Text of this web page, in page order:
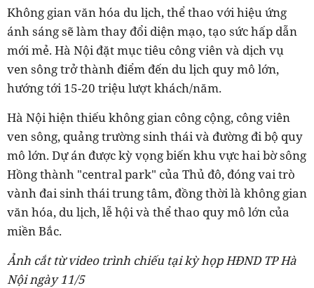
Không gian văn hóa du lịch, thể thao với hiệu ứng
ánh sáng sẽ làm thay đổi diện mạo, tạo sức hấp dẫn
mới mẻ. Hà Nội đặt mục tiêu công viên và dịch vụ
ven sông trở thành điểm đến du lịch quy mô lớn,
hướng tới 15-20 triệu lượt khách/năm.
Hà Nội hiện thiếu không gian công cộng, công viên
ven sông, quảng trường sinh thái và đường đi bộ quy
mô lớn. Dự án được kỳ vọng biến khu vực hai bờ sông
Hồng thành "central park" của Thủ đô, đóng vai trò
vành đai sinh thái trung tâm, đồng thời là không gian
văn hóa, du lịch, lễ hội và thể thao quy mô lớn của
miền Bắc.
Ảnh cắt từ video trình chiếu tại kỳ họp HĐND TP Hà
Nội ngày 11/5